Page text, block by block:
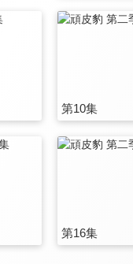
第10集
第16集